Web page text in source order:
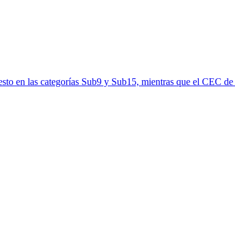
en las categorías Sub9 y Sub15, mientras que el CEC